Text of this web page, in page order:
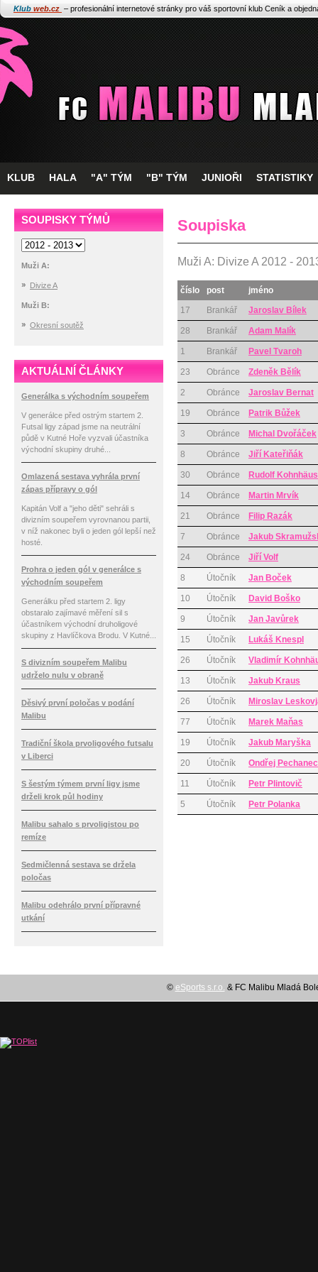
Klub web.cz – profesionální internetové stránky pro váš sportovní klub Ceník a
KLUB HALA "A" TÝM "B" TÝM JUNIOŘI STATISTIKY
Soupiska
Muži A: Divize A 2012 -
číslo post
jméno
17
Brankář Jaroslav Bílek
28 Brankář Adam Malík
1 Brankář Pavel Tvaroh
23 Obránce Zdeněk Bělík
2 Obránce Jaroslav Bernat
19 Obránce Patrik Bůžek
3 Obránce Michal Dvořáček
8 Obránce Jiří Kateřiňák
30 Obránce Rudolf
14 Obránce Martin Mrvík
21 Obránce Filip Razák
7 Obránce Jakub
24 Obránce Jiří Volf
8 Útočník Jan Boček
10 Útočník David Boško
9 Útočník Jan Javůrek
15 Útočník Lukáš Knespl
26 Útočník Vladimír
13 Útočník Jakub Kraus
26 Útočník Miroslav
77 Útočník Marek Maňas
19 Útočník Jakub Maryška
20 Útočník Ondřej Pechanec
11 Útočník Petr Plintovič
5 Útočník Petr Polanka
SOUPISKY TÝMŮ
Muži A:
Divize A
Muži B:
Okresní soutěž
AKTUÁLNÍ ČLÁNKY
Generálka s východním soupeřem
V generálce před ostrým startem 2.
Futsal ligy západ jsme na neutrální
půdě v Kutné Hoře vyzvali účastníka
východní skupiny druhé...
Omlazená sestava vyhrála první
zápas přípravy o gól
Kapitán Volf a "jeho děti" sehráli s
divizním soupeřem vyrovnanou partii,
v níž nakonec byli o jeden gól lepší než
hosté.
Prohra o jeden gól v generálce s
východním soupeřem
Generálku před startem 2. ligy
obstaralo zajímavé měření sil s
účastníkem východní druholigové
skupiny z Havlíčkova Brodu. V Kutné...
S divizním soupeřem Malibu
udrželo nulu v obraně
Děsivý první poločas v podání
Malibu
Tradiční škola prvoligového futsalu
v Liberci
S šestým týmem první ligy jsme
drželi krok půl hodiny
Malibu sahalo s prvoligistou po
remíze
Sedmičlenná sestava se držela
poločas
Malibu odehrálo první přípravné
utkání
© eSports s.r.o. & FC Malibu Mladá